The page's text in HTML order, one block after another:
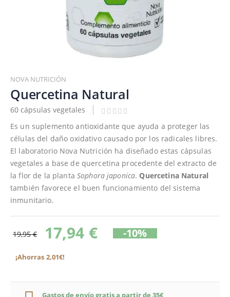
al
comienzo
de
la
galería
imágenes
NOVA NUTRICIÓN
Quercetina Natural
60 cápsulas vegetales
Es un suplemento antioxidante que ayuda a proteger las
células del daño oxidativo causado por los radicales libres.
El laboratorio Nova Nutrición ha diseñado estas cápsulas
vegetales a base de quercetina procedente del extracto de
la flor de la planta Sophora japonica. Quercetina Natural
también favorece el buen funcionamiento del sistema
inmunitario.
19,95 € 17,94 € -10%
¡Ahorras 2,01€!
Gastos de envío gratis a partir de 35€